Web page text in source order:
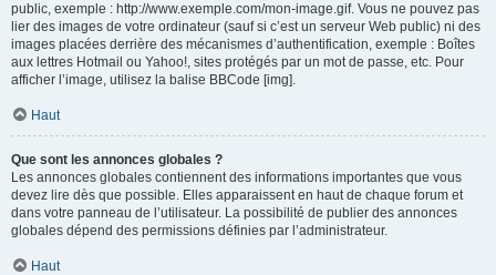
public, exemple : http://www.exemple.com/mon-image.gif. Vous ne pouvez pas
lier des images de votre ordinateur (sauf si c’est un serveur Web public) ni des
images placées derrière des mécanismes d’authentification, exemple : Boîtes
aux lettres Hotmail ou Yahoo!, sites protégés par un mot de passe, etc. Pour
afficher l’image, utilisez la balise BBCode [img].
Haut
Que sont les annonces globales ?
Les annonces globales contiennent des informations importantes que vous
devez lire dès que possible. Elles apparaissent en haut de chaque forum et
dans votre panneau de l’utilisateur. La possibilité de publier des annonces
globales dépend des permissions définies par l’administrateur.
Haut